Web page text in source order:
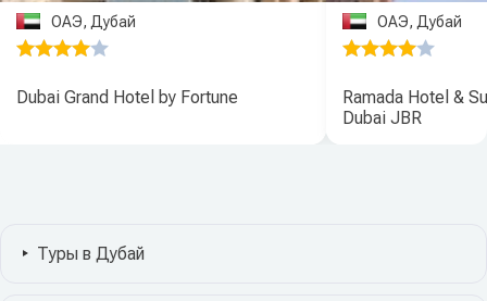
ОАЭ, Дубай
Dubai Grand Hotel by Fortune
ОАЭ, Дубай
Ramada Hotel &
Dubai JBR
Туры в Дубай